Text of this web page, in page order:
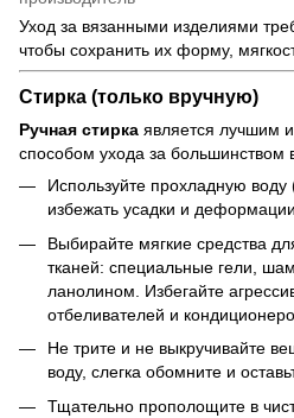
Уход за вязанными изделиями
чтобы сохранить их форму,
Стирка (только вручную)
Ручная стирка является лучшим
способом ухода за большинством
Используйте прохладную
избежать усадки и
Выбирайте мягкие средства
тканей: специальные гели,
ланолином. Избегайте
отбеливателей и
Не трите и не выкручивайте
воду, слегка обомните и
Тщательно прополощите в